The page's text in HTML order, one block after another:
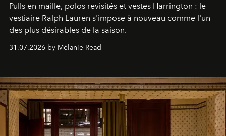
Pulls en maille, polos revisités et vestes Harrington : le
vestiaire Ralph Lauren s'impose à nouveau comme l'un
des plus désirables de la saison.
31.07.2026 by Mélanie Read